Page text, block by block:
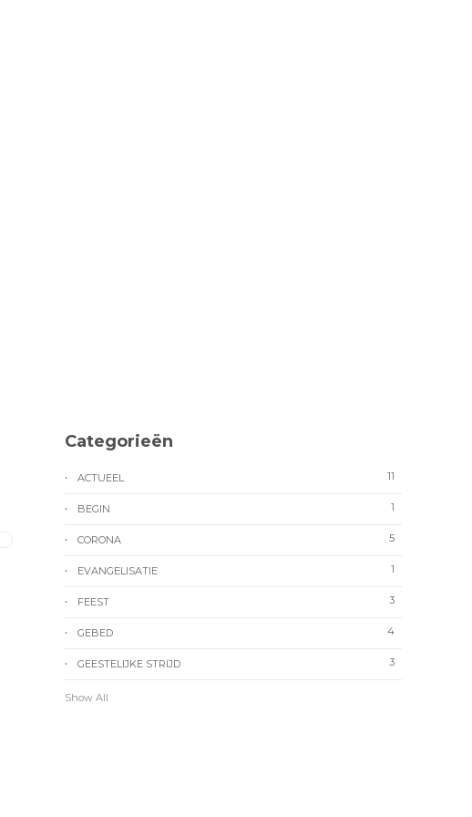
Categorieën
ACTUEEL 11
BEGIN 1
CORONA 5
EVANGELISATIE 1
FEEST 3
GEBED 4
GEESTELIJKE STRIJD 3
Show All